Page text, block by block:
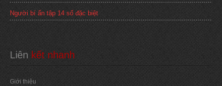
Người bí ẩn tập 14 số đặc biệt
Liên kết nhanh
Giới thiệu